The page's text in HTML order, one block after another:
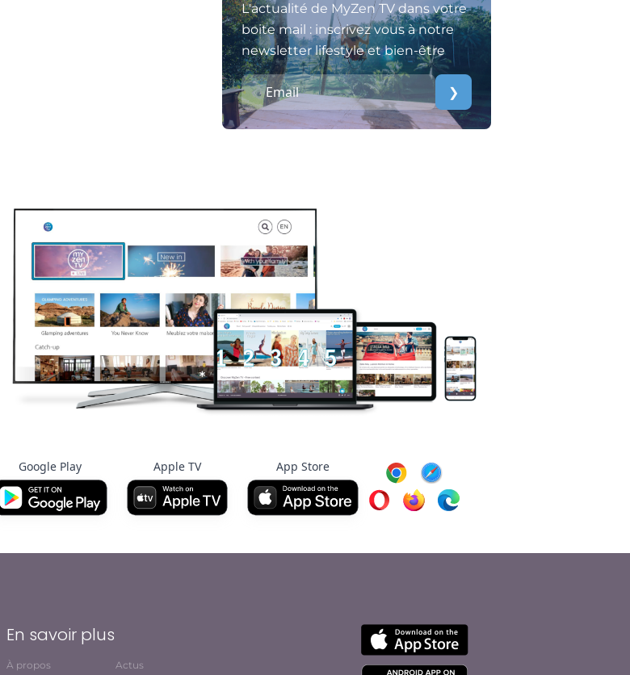
L'actualité de MyZen TV dans votre
boite mail : inscrivez vous à notre
newsletter lifestyle et bien-être
❯
Google Play Apple TV App Store
En savoir plus
À propos
Actus